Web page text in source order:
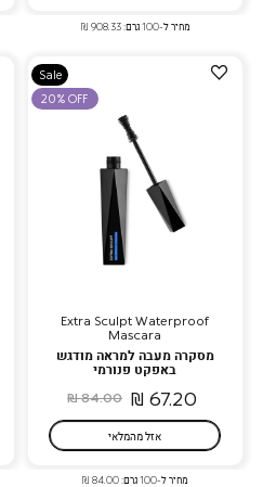
מחיר ל-100 גרם: 908.33 ₪
הוספה
Sale
20% OFF
Extra Sculpt Waterproof
Mascara
מסקרה מעבה למראה מודגש
באפקט פנורמי
67.20 ₪
84.00 ₪
אזל מהמלאי
מחיר ל-100 גרם: 84.00 ₪